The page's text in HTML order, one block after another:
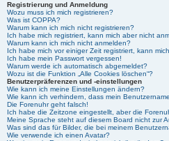
Registrierung und Anmeldung
Wozu muss ich mich registrieren?
Was ist COPPA?
Warum kann ich mich nicht registrieren?
Ich habe mich registriert, kann mich aber nicht
Warum kann ich mich nicht anmelden?
Ich habe mich vor einiger Zeit registriert, kann
Ich habe mein Passwort vergessen!
Warum werde ich automatisch abgemeldet?
Wozu ist die Funktion „Alle Cookies löschen“?
Benutzerpräferenzen und -einstellungen
Wie kann ich meine Einstellungen ändern?
Wie kann ich verhindern, dass mein
Die Forenuhr geht falsch!
Ich habe die Zeitzone eingestellt, aber die
Meine Sprache steht auf diesem Board nicht zur
Was sind das für Bilder, die bei meinem
Wie verwende ich einen Avatar?